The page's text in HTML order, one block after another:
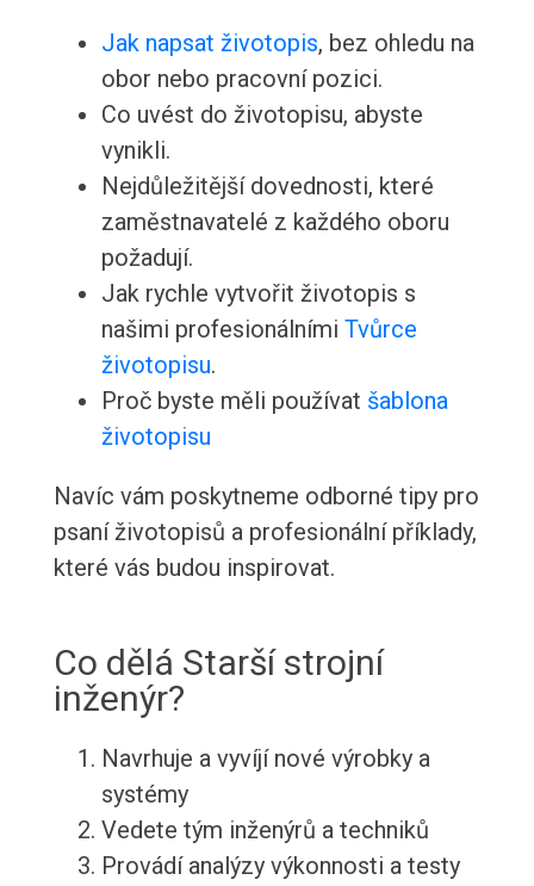
Jak napsat životopis, bez ohledu na
obor nebo pracovní pozici.
Co uvést do životopisu, abyste
vynikli.
Nejdůležitější dovednosti, které
zaměstnavatelé z každého oboru
požadují.
Jak rychle vytvořit životopis s
našimi profesionálními Tvůrce
životopisu.
Proč byste měli používat šablona
životopisu
Navíc vám poskytneme odborné tipy pro
psaní životopisů a profesionální příklady,
které vás budou inspirovat.
Co dělá Starší strojní
inženýr?
Navrhuje a vyvíjí nové výrobky a
systémy
Vedete tým inženýrů a techniků
Provádí analýzy výkonnosti a testy